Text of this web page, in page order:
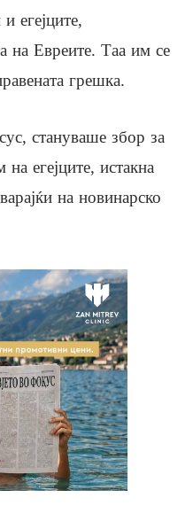
егејците,
на Евреите. Таа им се
грешка.
стануваше збор за
егејците, истакна
на новинарско